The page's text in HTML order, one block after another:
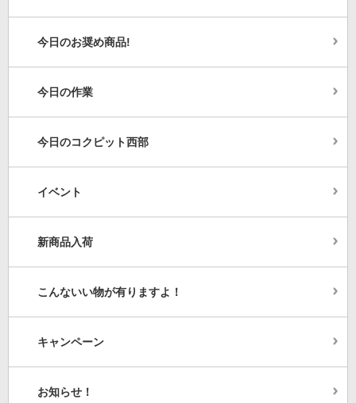
今日のお奨め商品!
今日の作業
今日のコクピット西部
イベント
新商品入荷
こんないい物が有りますよ！
キャンペーン
お知らせ！